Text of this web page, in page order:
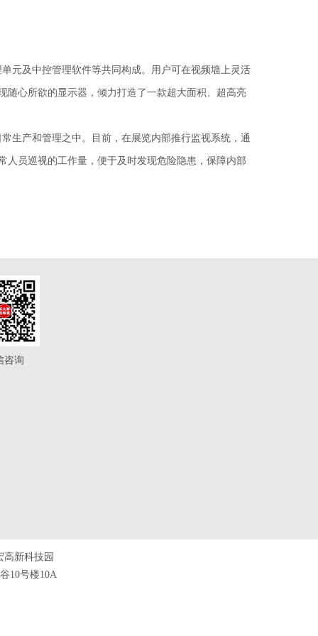
及中控管理软件等共同构成。用户可在视频墙上灵活
随心所欲的显示器，倾力打造了一款超大面积、超高亮
产和管理之中。目前，在展览内部推行监视系统，通
员巡视的工作量，便于及时发现危险隐患，保障内部
咨询
新科技园
10号楼10A